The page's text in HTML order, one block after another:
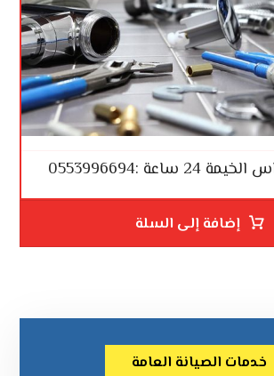
:0553996694
إضافة إلى السلة
خدمات الصيانة العامة